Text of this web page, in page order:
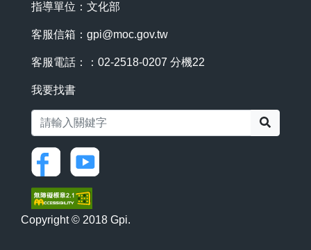
指導單位：文化部
客服信箱： gpi@moc.gov.tw
客服電話：：02-2518-0207 分機22
我要找書
Copyright © 2018 Gpi.